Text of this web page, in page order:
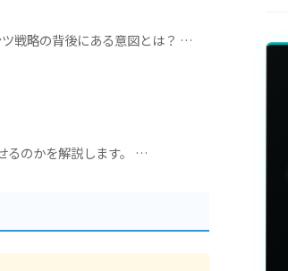
戦略の背後にある意図とは？ …
るのかを解説します。 …